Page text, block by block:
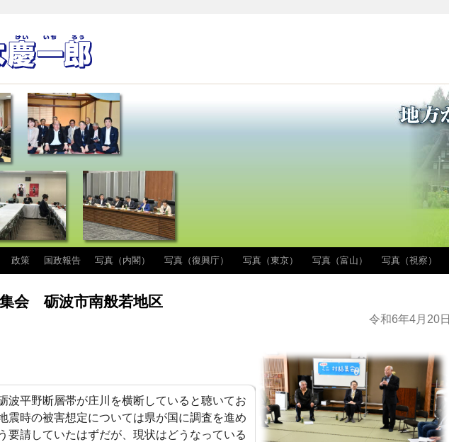
政策 国政報告 写真（内閣） 写真（復興庁） 写真（東京） 写真（富山） 写真（視察）
会 砺波市南般若地区
令和6年4月20日
波平野断層帯が庄川を横断していると聴いてお
震時の被害想定については県が国に調査を進め
要請していたはずだが、現状はどうなっている